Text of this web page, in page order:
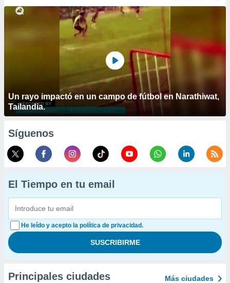
Un rayo impactó en un campo de fútbol en Narathiwat,
Tailandia.
Síguenos
El Tiempo en tu email
He leído y acepto la política de privacidad.
Principales ciudades Más ciudades